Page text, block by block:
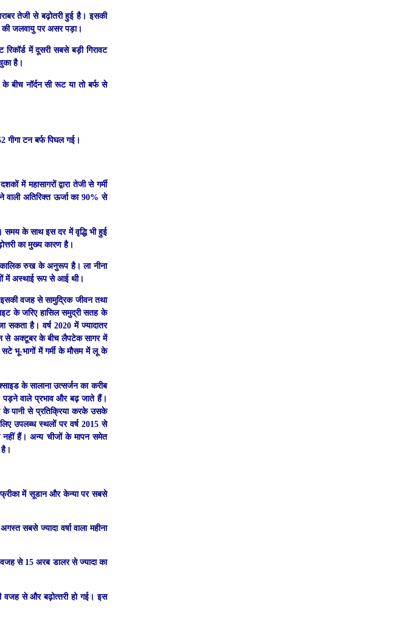
तेजी से बढ़ोतरी हुई है। इसकी
की जलवायु पर असर पड़ा।
में दूसरी सबसे बड़ी गिरावट
है।
नॉर्दन सी रूट या तो बर्फ से
गीगा टन बर्फ पिघल गई।
में महासागरों द्वारा तेजी से गर्मी
अतिरिक्त ऊर्जा का 90% से
समय के साथ इस दर में वृद्धि भी हुई
का मुख्य कारण है।
रुख के अनुरूप है। ला नीना
में अस्थाई रूप से आई थी।
वजह से सामुद्रिक जीवन तथा
के जरिए हासिल समुद्री सतह के
सकता है। वर्ष 2020 में ज्यादातर
से अक्टूबर के बीच लैपटेक सागर में
भू-भागों में गर्मी के मौसम में लू के
के सालाना उत्सर्जन का करीब
पड़ने वाले प्रभाव और बढ़ जाते हैं।
के पानी से प्रतिक्रिया करके उसके
उपलब्ध स्थलों पर वर्ष 2015 से
हैं। अन्य चीजों के मापन समेत
है।
में सूडान और केन्या पर सबसे
सबसे ज्यादा वर्षा वाला महीना
से 15 अरब डालर से ज्यादा का
वजह से और बढ़ोत्‍तरी हो गई। इस